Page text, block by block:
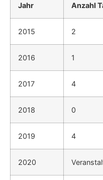
Jahr Anzahl
2015 2
2016 1
2017 4
2018 0
2019 4
2020